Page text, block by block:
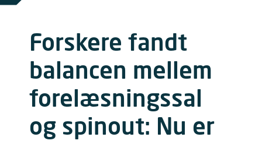
Forskere fandt
balancen mellem
forelæsningssal
og spinout: Nu er